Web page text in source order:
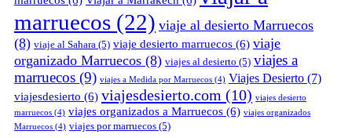
marruecos (22) viaje al desierto Marruecos
(8) viaje al Sahara (5) viaje desierto marruecos (6) viaje
organizado Marruecos (8) viajes al desierto (5) viajes a
marruecos (9) viajes a Medida por Marruecos (4) Viajes Desierto (7)
viajesdesierto (6) viajesdesierto.com (10) viajes desierto
marruecos (4) viajes organizados a Marruecos (6) viajes organizados
Marruecos (4) viajes por marruecos (5)